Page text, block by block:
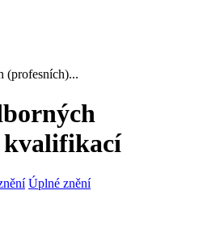
(profesních)...
kvalifikací
Úplné znění